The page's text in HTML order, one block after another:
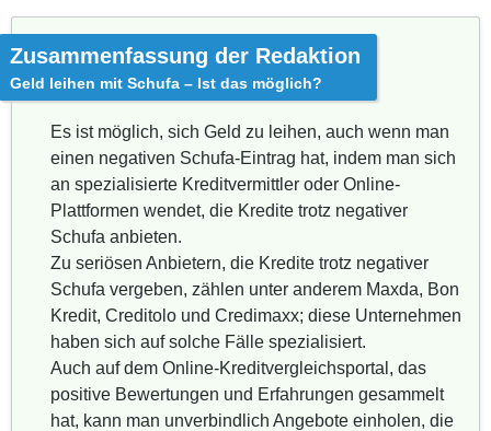
Zusammenfassung der Redaktion
Geld leihen mit Schufa – Ist das möglich?
Es ist möglich, sich Geld zu leihen, auch wenn man
einen negativen Schufa-Eintrag hat, indem man sich
an spezialisierte Kreditvermittler oder Online-
Plattformen wendet, die Kredite trotz negativer
Schufa anbieten.
Zu seriösen Anbietern, die Kredite trotz negativer
Schufa vergeben, zählen unter anderem Maxda, Bon
Kredit, Creditolo und Credimaxx; diese Unternehmen
haben sich auf solche Fälle spezialisiert.
Auch auf dem Online-Kreditvergleichsportal, das
positive Bewertungen und Erfahrungen gesammelt
hat, kann man unverbindlich Angebote einholen, die